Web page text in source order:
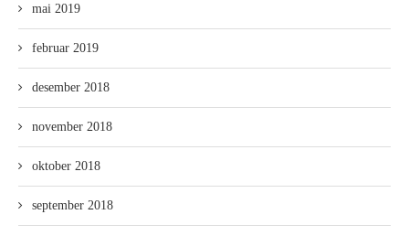
mai 2019
februar 2019
desember 2018
november 2018
oktober 2018
september 2018